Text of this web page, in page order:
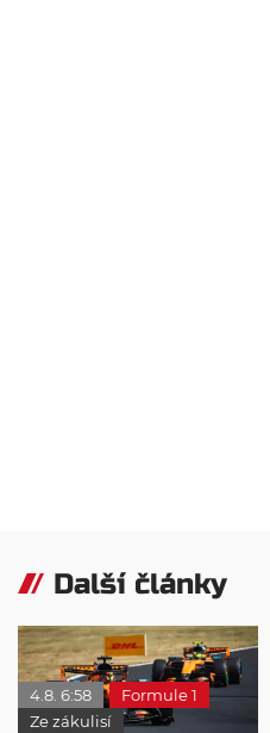
Další články
4.8. 6:58
Formule 1
Ze zákulisí